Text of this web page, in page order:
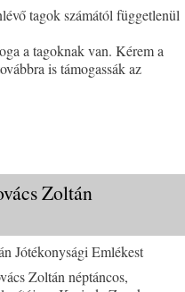
tagok számától függetlenül
a tagoknak van. Kérem a
is támogassák az
Zoltán
Jótékonysági Emlékest
Zoltán néptáncos,